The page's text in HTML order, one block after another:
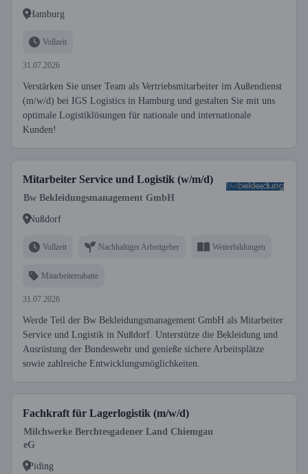
Hamburg
Vollzeit
31.07.2026
Verstärken Sie unser Team als Vertriebsmitarbeiter im Außendienst
(m/w/d) bei IGS Logistics in Hamburg und gestalten Sie mit uns
optimale Logistiklösungen für nationale und internationale
Kunden!
Mitarbeiter Service und Logistik (w/m/d)
Bw Bekleidungsmanagement GmbH
Nußdorf
Vollzeit Nachhaltiger Arbeitgeber Weiterbildungen
Mitarbeiterrabatte
31.07.2026
Werde Teil der Bw Bekleidungsmanagement GmbH als Mitarbeiter
Service und Logistik in Nußdorf. Unterstütze die Bekleidung und
Ausrüstung der Bundeswehr und genieße sichere Arbeitsplätze
sowie zahlreiche Entwicklungsmöglichkeiten.
Fachkraft für Lagerlogistik (m/w/d)
Milchwerke Berchtesgadener Land Chiemgau
eG
Piding